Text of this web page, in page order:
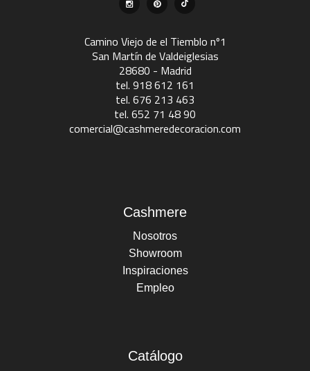
Camino Viejo de el Tiemblo nº1
San Martín de Valdeiglesias
28680 - Madrid
tel. 918 612 161
tel. 676 213 463
tel. 652 71 48 90
comercial@cashmeredecoracion.com
Cashmere
Nosotros
Showroom
Inspiraciones
Empleo
Catálogo